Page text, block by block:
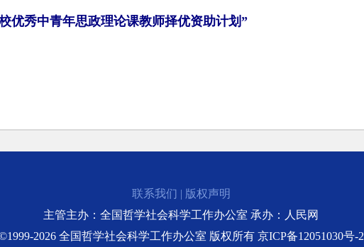
优秀中青年思政理论课教师择优资助计划”
联系我们 | 版权声明
主管主办：全国哲学社会科学工作办公室 承办：人民网
2026 全国哲学社会科学工作办公室 版权所有 京ICP备12051030号-2